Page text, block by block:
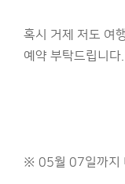
혹시 거제 저도 여
예약 부탁드립니다.
※ 05월 07일까지